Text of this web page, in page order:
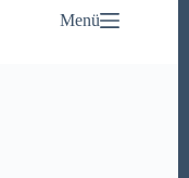
Menü